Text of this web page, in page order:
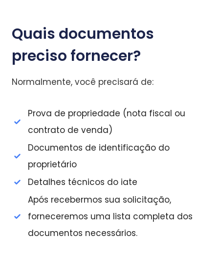
Quais documentos
preciso fornecer?
Normalmente, você precisará de:
Prova de propriedade (nota fiscal ou
contrato de venda)
Documentos de identificação do
proprietário
Detalhes técnicos do iate
Após recebermos sua solicitação,
forneceremos uma lista completa dos
documentos necessários.